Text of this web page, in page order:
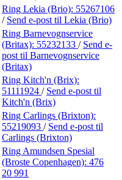
Ring Lekia (Brio): 55267106
/ Send e-post til Lekia (Brio)
Ring Barnevognservice
(Britax): 55232133 / Send e-
post til Barnevognservice
(Britax)
Ring Kitch'n (Brix):
51111924 / Send e-post til
Kitch'n (Brix)
Ring Carlings (Brixton):
55219093 / Send e-post til
Carlings (Brixton)
Ring Amundsen Spesial
(Broste Copenhagen): 476
20 991